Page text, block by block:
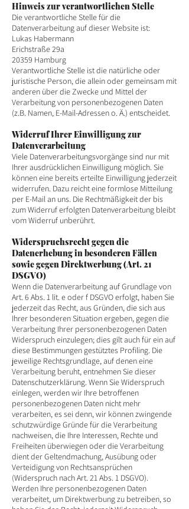
Hinweis zur verantwortlichen Stelle
Die verantwortliche Stelle für die
Datenverarbeitung auf dieser Website ist:
Lukas Habermann
Erichstraße 29a
20359 Hamburg
Verantwortliche Stelle ist die natürliche oder
juristische Person, die allein oder gemeinsam mit
anderen über die Zwecke und Mittel der
Verarbeitung von personenbezogenen Daten
(z.B. Namen, E-Mail-Adressen o. Ä.) entscheidet.
Widerruf Ihrer Einwilligung zur
Datenverarbeitung
Viele Datenverarbeitungsvorgänge sind nur mit
Ihrer ausdrücklichen Einwilligung möglich. Sie
können eine bereits erteilte Einwilligung jederzeit
widerrufen. Dazu reicht eine formlose Mitteilung
per E-Mail an uns. Die Rechtmäßigkeit der bis
zum Widerruf erfolgten Datenverarbeitung bleibt
vom Widerruf unberührt.
Widerspruchsrecht gegen die
Datenerhebung in besonderen Fällen
sowie gegen Direktwerbung (Art. 21
DSGVO)
Wenn die Datenverarbeitung auf Grundlage von
Art. 6 Abs. 1 lit. e oder f DSGVO erfolgt, haben Sie
jederzeit das Recht, aus Gründen, die sich aus
Ihrer besonderen Situation ergeben, gegen die
Verarbeitung Ihrer personenbezogenen Daten
Widerspruch einzulegen; dies gilt auch für ein auf
diese Bestimmungen gestütztes Profiling. Die
jeweilige Rechtsgrundlage, auf denen eine
Verarbeitung beruht, entnehmen Sie dieser
Datenschutzerklärung. Wenn Sie Widerspruch
einlegen, werden wir Ihre betroffenen
personenbezogenen Daten nicht mehr
verarbeiten, es sei denn, wir können zwingende
schutzwürdige Gründe für die Verarbeitung
nachweisen, die Ihre Interessen, Rechte und
Freiheiten überwiegen oder die Verarbeitung
dient der Geltendmachung, Ausübung oder
Verteidigung von Rechtsansprüchen
(Widerspruch nach Art. 21 Abs. 1 DSGVO).
Werden Ihre personenbezogenen Daten
verarbeitet, um Direktwerbung zu betreiben, so